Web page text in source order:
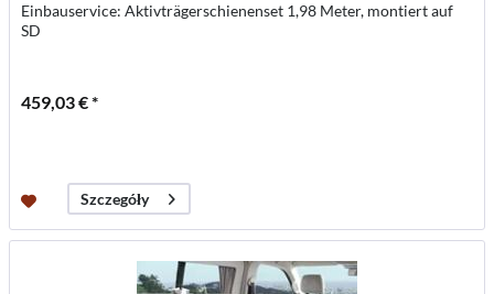
Einbauservice: Aktivträgerschienenset 1,98 Meter, montiert auf
SD
459,03 € *
Szczegóły